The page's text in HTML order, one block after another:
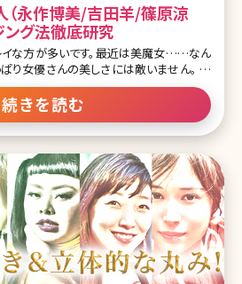
（永作博美/吉田羊/篠原涼
ング法徹底研究
イな方が多いです。最近は美魔女……なん
り女優さんの美しさには敵いません。 年
くわからない……若く見える方は、まず肌
っとりサラサラ、もちろんスタイルも抜群
イジングの対策をしているのでしょうか?
さんを、勝手にランキングづけをしてみ
フィール 永作博美（な
14日生、茨城県出身の2児の母、身長
続きを読む